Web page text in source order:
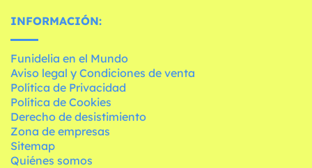
INFORMACIÓN:
Funidelia en el Mundo
Aviso legal y Condiciones de venta
Política de Privacidad
Política de Cookies
Derecho de desistimiento
Zona de empresas
Sitemap
Quiénes somos